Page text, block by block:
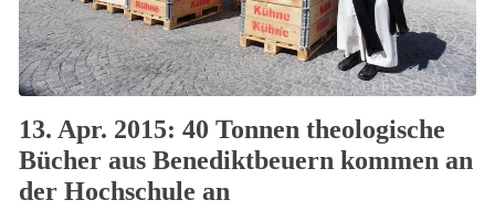
13. Apr. 2015: 40 Tonnen theologische
Bücher aus Benediktbeuern kommen an
der Hochschule an